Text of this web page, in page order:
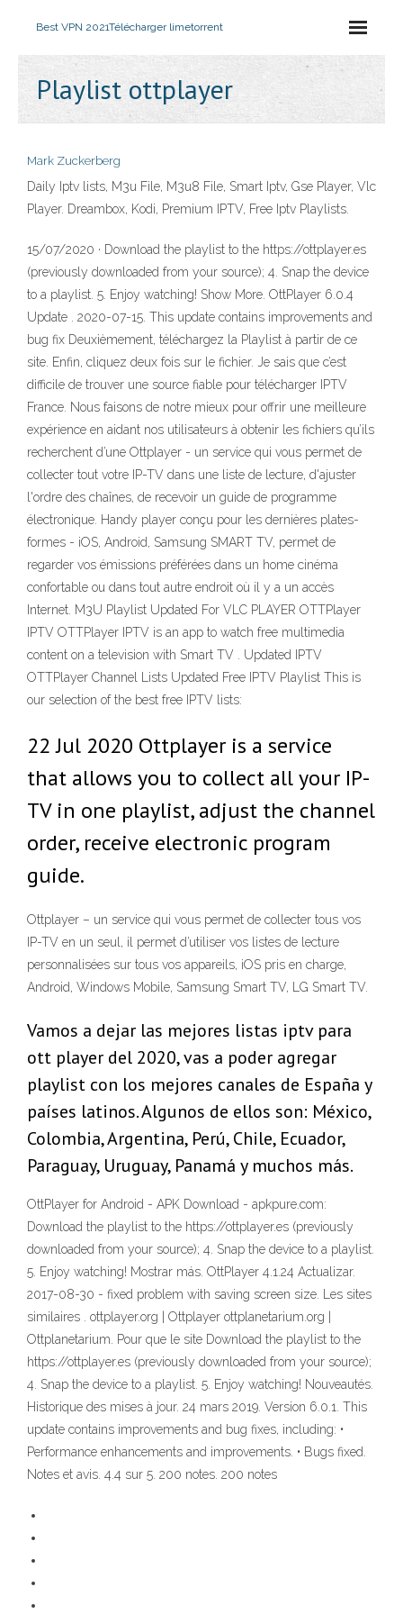
Best VPN 2021Télécharger limetorrent
Playlist ottplayer
Mark Zuckerberg
Daily Iptv lists, M3u File, M3u8 File, Smart Iptv, Gse Player, Vlc
Player. Dreambox, Kodi, Premium IPTV, Free Iptv Playlists.
15/07/2020 · Download the playlist to the https://ottplayer.es
(previously downloaded from your source); 4. Snap the device
to a playlist. 5. Enjoy watching! Show More. OttPlayer 6.0.4
Update . 2020-07-15. This update contains improvements and
bug fix Deuxièmement, téléchargez la Playlist à partir de ce
site. Enfin, cliquez deux fois sur le fichier. Je sais que c’est
difficile de trouver une source fiable pour télécharger IPTV
France. Nous faisons de notre mieux pour offrir une meilleure
expérience en aidant nos utilisateurs à obtenir les fichiers qu’ils
recherchent d’une Ottplayer - un service qui vous permet de
collecter tout votre IP-TV dans une liste de lecture, d'ajuster
l'ordre des chaînes, de recevoir un guide de programme
électronique. Handy player conçu pour les dernières plates-
formes - iOS, Android, Samsung SMART TV, permet de
regarder vos émissions préférées dans un home cinéma
confortable ou dans tout autre endroit où il y a un accès
Internet. M3U Playlist Updated For VLC PLAYER OTTPlayer
IPTV OTTPlayer IPTV is an app to watch free multimedia
content on a television with Smart TV . Updated IPTV
OTTPlayer Channel Lists Updated Free IPTV Playlist This is
our selection of the best free IPTV lists:
22 Jul 2020 Ottplayer is a service
that allows you to collect all your IP-
TV in one playlist, adjust the channel
order, receive electronic program
guide.
Ottplayer – un service qui vous permet de collecter tous vos
IP-TV en un seul, il permet d’utiliser vos listes de lecture
personnalisées sur tous vos appareils, iOS pris en charge,
Android, Windows Mobile, Samsung Smart TV, LG Smart TV.
Vamos a dejar las mejores listas iptv para
ott player del 2020, vas a poder agregar
playlist con los mejores canales de España y
países latinos. Algunos de ellos son: México,
Colombia, Argentina, Perú, Chile, Ecuador,
Paraguay, Uruguay, Panamá y muchos más.
OttPlayer for Android - APK Download - apkpure.com:
Download the playlist to the https://ottplayer.es (previously
downloaded from your source); 4. Snap the device to a playlist.
5. Enjoy watching! Mostrar más. OttPlayer 4.1.24 Actualizar.
2017-08-30 - fixed problem with saving screen size. Les sites
similaires . ottplayer.org | Ottplayer ottplanetarium.org |
Ottplanetarium. Pour que le site Download the playlist to the
https://ottplayer.es (previously downloaded from your source);
4. Snap the device to a playlist. 5. Enjoy watching! Nouveautés.
Historique des mises à jour. 24 mars 2019. Version 6.0.1. This
update contains improvements and bug fixes, including: •
Performance enhancements and improvements. • Bugs fixed.
Notes et avis. 4.4 sur 5. 200 notes. 200 notes